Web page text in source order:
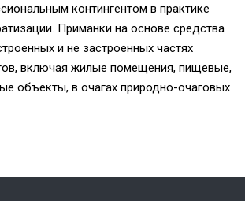
контингентом в практике
Приманки на основе средства
и не застроенных частях
включая жилые помещения, пищевые,
объекты, в очагах природно-очаговых